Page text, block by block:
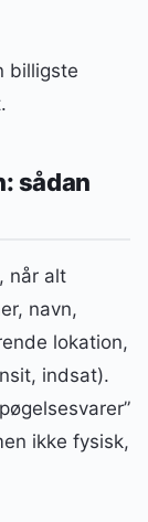
billigste
sådan
når alt
navn,
lokation,
indsat).
ikke fysisk,